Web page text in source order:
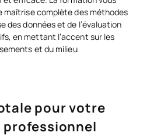
maîtrise complète des méthodes
des données et de l’évaluation
en mettant l’accent sur les
et du milieu
pour votre